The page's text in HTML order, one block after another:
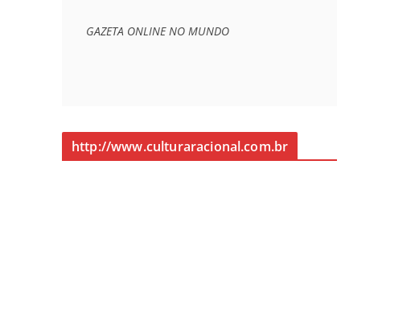
GAZETA ONLINE NO MUNDO
http://www.culturaracional.com.br